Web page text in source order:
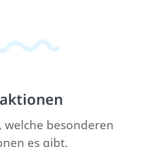
besonderen
es gibt.